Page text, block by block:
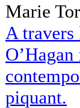
Marie
A
piquant.